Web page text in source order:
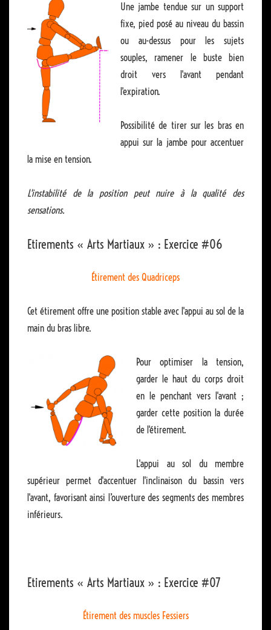
Une jambe tendue sur un support
fixe, pied posé au niveau du bassin
ou au-dessus pour les sujets
souples, ramener le buste bien
droit vers l'avant pendant
l'expiration.
Possibilité de tirer sur les bras en
appui sur la jambe pour accentuer
la mise en tension.
L'instabilité de la position peut nuire à la qualité des
sensations.
Etirements « Arts Martiaux » : Exercice #06
Étirement des Quadriceps
Cet étirement offre une position stable avec l'appui au sol de la
main du bras libre.
Pour optimiser la tension,
garder le haut du corps droit
en le penchant vers l'avant ;
garder cette position la durée
de l'étirement.
L'appui au sol du membre
supérieur permet d'accentuer l'inclinaison du bassin vers
l'avant, favorisant ainsi l’ouverture des segments des membres
inférieurs.
Etirements « Arts Martiaux » : Exercice #07
Étirement des muscles Fessiers